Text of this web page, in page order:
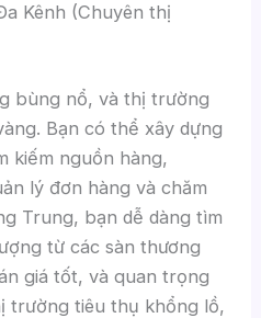
Kênh (Chuyên thị
bùng nổ, và thị trường
Bạn có thể xây dựng
kiếm nguồn hàng,
lý đơn hàng và chăm
Trung, bạn dễ dàng tìm
từ các sàn thương
giá tốt, và quan trọng
trường tiêu thụ khổng lồ,